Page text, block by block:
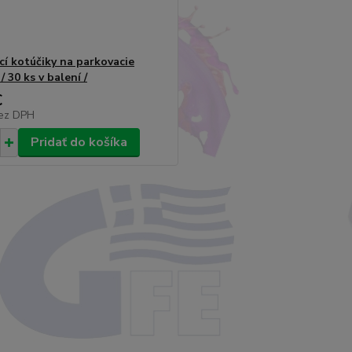
kotúčiky na parkovacie
30 ks v balení /
DPH
Pridať do košíka